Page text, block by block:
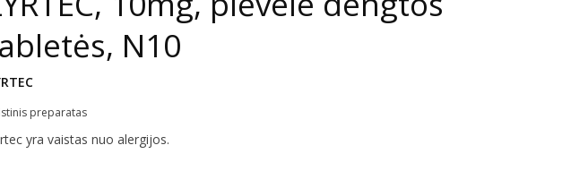
N10
preparatas
yra vaistas nuo alergijos.